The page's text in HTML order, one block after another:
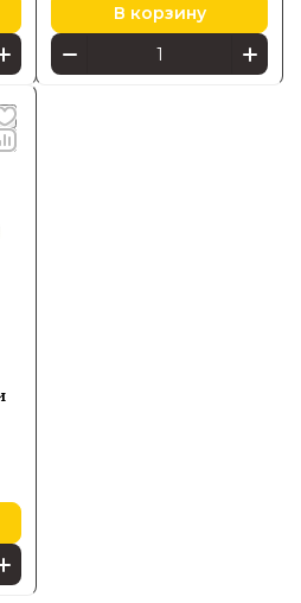
В корзину